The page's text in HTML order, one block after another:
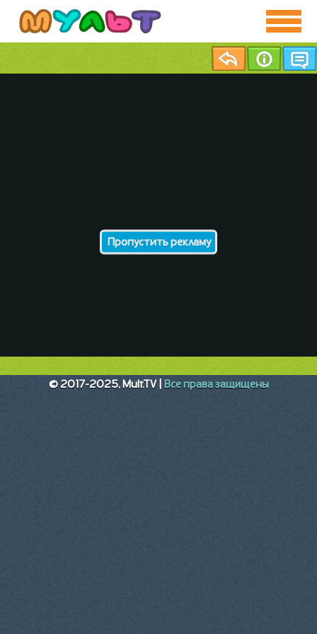
Пропустить рекламу
© 2017-2025, Mult.TV | Все права защищены